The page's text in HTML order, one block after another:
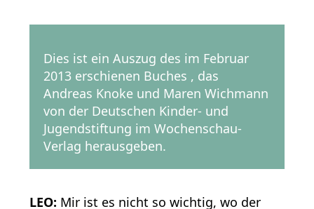
Dies ist ein Auszug des im Februar
2013 erschienen Buches , das
Andreas Knoke und Maren Wichmann
von der Deutschen Kinder- und
Jugendstiftung im Wochenschau-
Verlag herausgeben.
LEO: Mir ist es nicht so wichtig, wo der